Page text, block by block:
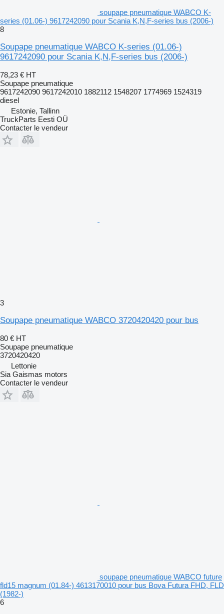
soupape pneumatique WABCO K-
series (01.06-) 9617242090 pour Scania K,N,F-series bus (2006-)
8
Soupape pneumatique WABCO K-series (01.06-)
9617242090 pour Scania K,N,F-series bus (2006-)
78,23 € HT
Soupape pneumatique
9617242090 9617242010 1882112 1548207 1774969 1524319
diesel
Estonie, Tallinn
TruckParts Eesti OÜ
Contacter le vendeur
3
Soupape pneumatique WABCO 3720420420 pour bus
80 € HT
Soupape pneumatique
3720420420
Lettonie
Sia Gaismas motors
Contacter le vendeur
soupape pneumatique WABCO future
fld15 magnum (01.84-) 4613170010 pour bus Bova Futura FHD, FLD
(1982-)
6